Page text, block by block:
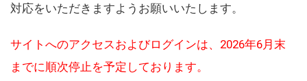
対応をいただきますようお願いいたします。
サイトへのアクセスおよびログインは、2026年6月末
までに順次停止を予定しております。